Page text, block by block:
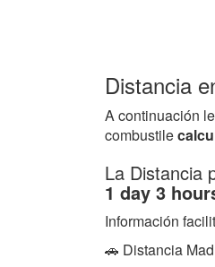
Distancia
A continuación
combustile
La Distancia
1 day 3
Información
🚗 Distancia